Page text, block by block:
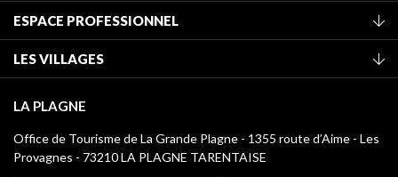
ESPACE PROFESSIONNEL
Classement des meublés
Taxe de séjour
Médiathèque
Logos La Plagne
LES VILLAGES
Champagny-en-Vanoise
Montchavin - Les Coches
LA PLAGNE
Office de Tourisme de La Grande Plagne - 1355 route d’Aime - Les
Provagnes - 73210 LA PLAGNE TARENTAISE